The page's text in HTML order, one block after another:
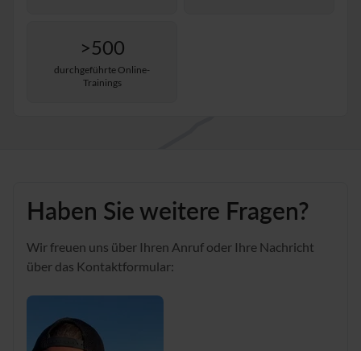
>500
durchgeführte Online-
Trainings
Haben Sie weitere Fragen?
Wir freuen uns über Ihren Anruf oder Ihre Nachricht
über das Kontaktformular: